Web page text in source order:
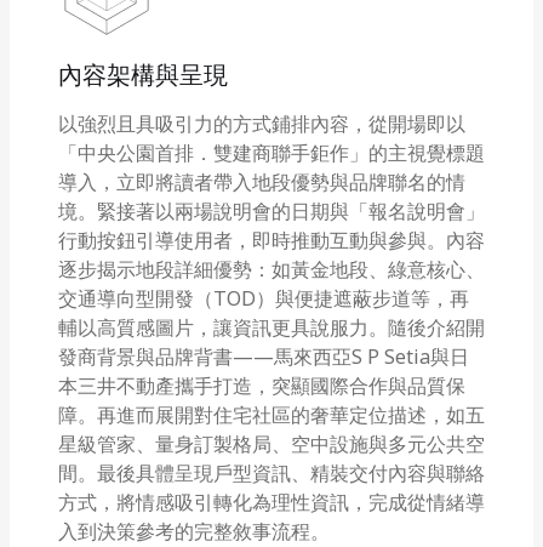
內容架構與呈現
以強烈且具吸引力的方式鋪排內容，從開場即以
「中央公園首排．雙建商聯手鉅作」的主視覺標題
導入，立即將讀者帶入地段優勢與品牌聯名的情
境。緊接著以兩場說明會的日期與「報名說明會」
行動按鈕引導使用者，即時推動互動與參與。內容
逐步揭示地段詳細優勢：如黃金地段、綠意核心、
交通導向型開發（TOD）與便捷遮蔽步道等，再
輔以高質感圖片，讓資訊更具說服力。隨後介紹開
發商背景與品牌背書——馬來西亞S P Setia與日
本三井不動產攜手打造，突顯國際合作與品質保
障。再進而展開對住宅社區的奢華定位描述，如五
星級管家、量身訂製格局、空中設施與多元公共空
間。最後具體呈現戶型資訊、精裝交付內容與聯絡
方式，將情感吸引轉化為理性資訊，完成從情緒導
入到決策參考的完整敘事流程。